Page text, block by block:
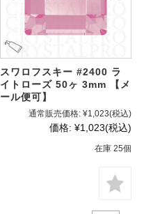
スワロフスキー #2400 ラ
イトローズ 50ヶ 3mm 【メ
ール便可】
通常販売価格: ¥1,023(税込)
価格: ¥1,023(税込)
在庫 25個